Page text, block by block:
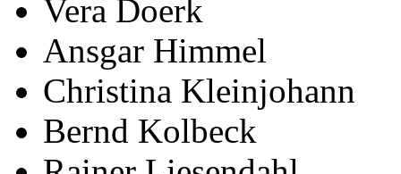
Vera Doerk
Ansgar Himmel
Christina Kleinjohann
Bernd Kolbeck